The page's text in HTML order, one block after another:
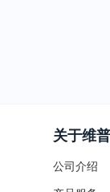
关于维普
公司介绍